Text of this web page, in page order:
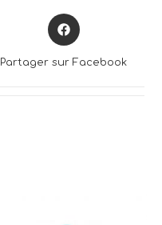
Opens
in
Partager sur Facebook